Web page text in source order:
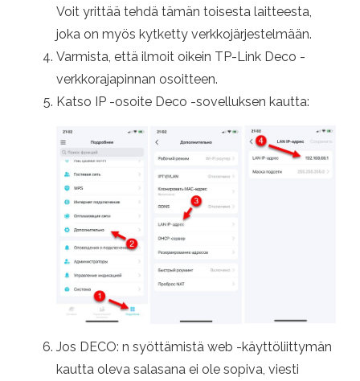
Voit yrittää tehdä tämän toisesta laitteesta,
joka on myös kytketty verkkojärjestelmään.
Varmista, että ilmoit oikein TP-Link Deco -
verkkorajapinnan osoitteen.
Katso IP -osoite Deco -sovelluksen kautta:
Jos DECO: n syöttämistä web -käyttöliittymän
kautta oleva salasana ei ole sopiva, viesti